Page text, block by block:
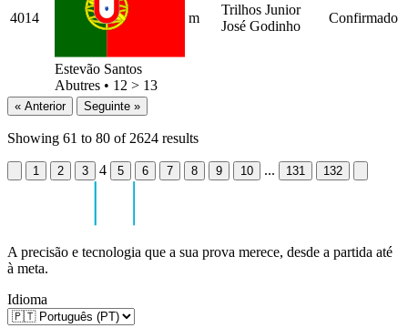
4014
Estevão Santos
Abutres • 12 > 13
m
Trilhos Junior
José Godinho
Confirmado
« Anterior Seguinte »
Showing 61 to 80 of 2624 results
1 2 3 4 5 6 7 8 9 10 ... 131 132
A precisão e tecnologia que a sua prova merece, desde a partida até
à meta.
Idioma